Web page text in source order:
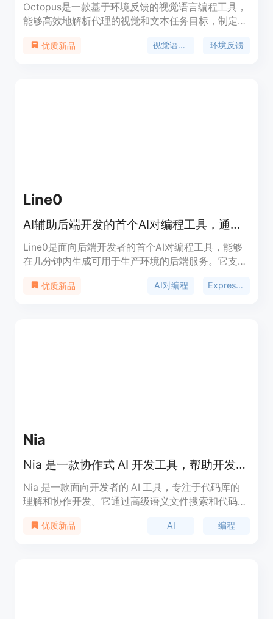
Octopus是一款基于环境反馈的视觉语言编程工具，
能够高效地解析代理的视觉和文本任务目标，制定复
允许代理处理广泛的任务，从模拟器中的日常琐事到
优质新品 视觉语言编程 环境反馈
Line0
AI辅助后端开发的首个AI对编程工具，通过AI构建Express.js后端服务。
Line0是面向后端开发者的首个AI对编程工具，能够
在几分钟内生成可用于生产环境的后端服务。它支持
GitHub同步的方式，并具备热重载功能。
优质新品 AI对编程 Express.js
Nia
Nia 是一款协作式 AI 开发工具，帮助开发者理解代码库、构建自定义应用并优化工作流程。
Nia 是一款面向开发者的 AI 工具，专注于代码库的
理解和协作开发。它通过高级语义文件搜索和代码理
构，并通过 API 集成到现有工作流程中。Nia 的主要
优质新品 AI 编程